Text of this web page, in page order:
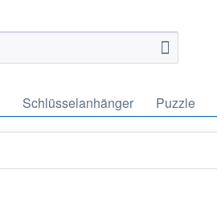
Schlüsselanhänger Puzzle